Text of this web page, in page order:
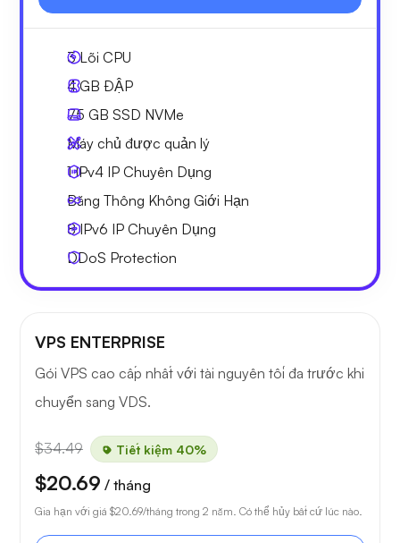
3Lõi CPU
4 GB ĐẬP
75 GB SSD NVMe
Máy chủ được quản lý
1 IPv4 IP Chuyên Dụng
Băng Thông Không Giới Hạn
8 IPv6 IP Chuyên Dụng
DDoS Protection
VPS ENTERPRISE
Gói VPS cao cấp nhất với tài nguyên tối đa trước khi
chuyển sang VDS.
$34.49 Tiết kiệm 40%
$20.69 / tháng
Gia hạn với giá $20.69/tháng trong 2 năm. Có thể hủy bất cứ lúc nào.